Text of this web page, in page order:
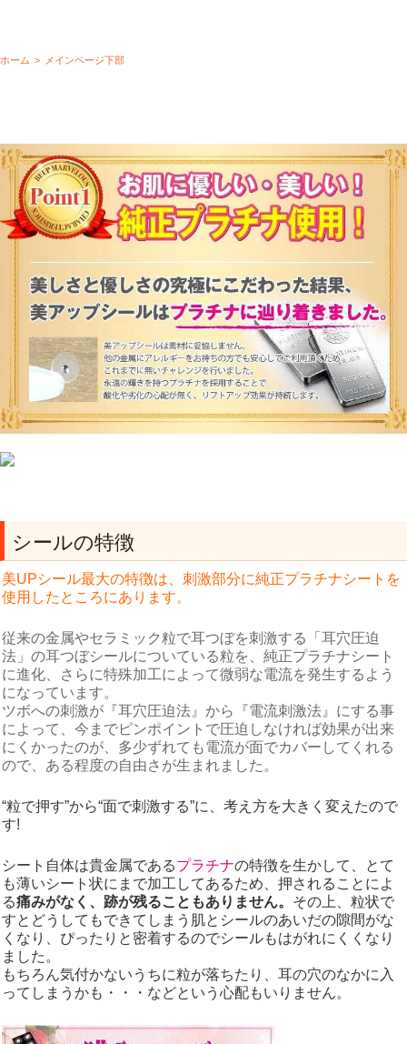
ホーム > メインページ下部
シールの特徴
美UPシール最大の特徴は、刺激部分に純正プラチナシートを
使用したところにあります。
従来の金属やセラミック粒で耳つぼを刺激する「耳穴圧迫
法」の耳つぼシールについている粒を、純正プラチナシート
に進化、さらに特殊加工によって微弱な電流を発生するよう
になっています。
ツボへの刺激が『耳穴圧迫法』から『電流刺激法』にする事
によって、今までピンポイントで圧迫しなければ効果が出来
にくかったのが、多少ずれても電流が面でカバーしてくれる
ので、ある程度の自由さが生まれました。
“粒で押す”から“面で刺激する”に、考え方を大きく変えたので
す!
シート自体は貴金属であるプラチナの特徴を生かして、とて
も薄いシート状にまで加工してあるため、押されることによ
る痛みがなく、跡が残ることもありません。 その上、粒状で
すとどうしてもできてしまう肌とシールのあいだの隙間がな
くなり、ぴったりと密着するのでシールもはがれにくくなり
ました。
もちろん気付かないうちに粒が落ちたり、耳の穴のなかに入
ってしまうかも・・・などという心配もいりません。